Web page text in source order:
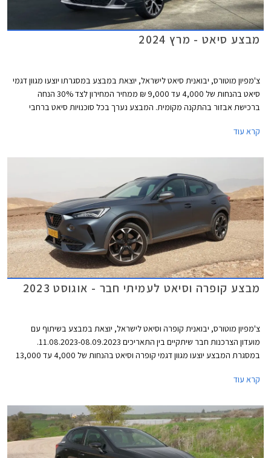
מבצע סיאט - מרץ 2024
צ'מפיון מוטורס, יבואנית סיאט לישראל, יוצאת במבצע במסגרתו יוצעו מגוון דגמי
סיאט בהנחות של 4,000 עד 9,000 ₪ ממחיר המחירון לצד 30% הנחה
ברכישת אבזור בהתקנה מקומית. המבצע נערך בכל סוכנויות סיאט ברחבי
קרא עוד
מבצע קופרה וסיאט לעמיתי חבר - אוגוסט 2023
צ'מפיון מוטורס, יבואנית קופרה וסיאט לישראל, יוצאת במבצע בשיתוף עם
מועדון הצרכנות חבר שיתקיים בין התאריכים 11.08.2023-08.09.2023.
במסגרת המבצע יוצעו מגוון דגמי קופרה וסיאט בהנחות של 4,000 עד 13,000
ברחבי הארץ.
קרא עוד